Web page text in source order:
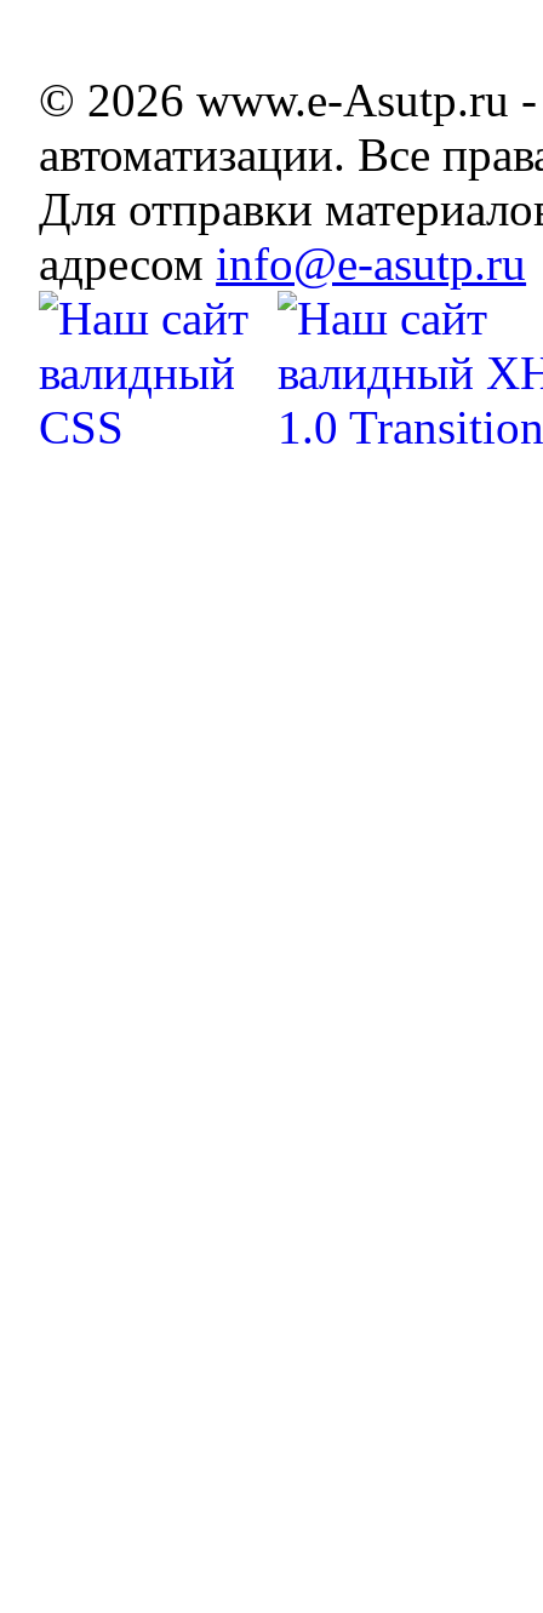
© 2026 www.e-Asutp.ru
автоматизации. Все
Для отправки
адресом info@e-asutp.ru